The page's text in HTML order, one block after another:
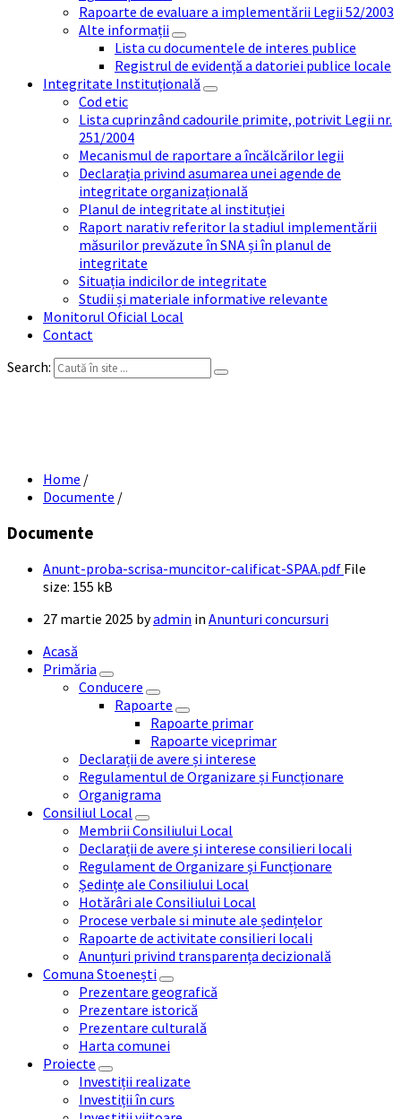
Rapoarte de evaluare a implementării Legii 52/2003
Alte informații
Lista cu documentele de interes publice
Registrul de evidență a datoriei publice locale
Integritate Instituțională
Cod etic
Lista cuprinzând cadourile primite, potrivit Legii nr.
251/2004
Mecanismul de raportare a încălcărilor legii
Declarația privind asumarea unei agende de
integritate organizațională
Planul de integritate al instituției
Raport narativ referitor la stadiul implementării
măsurilor prevăzute în SNA și în planul de
integritate
Situația indicilor de integritate
Studii și materiale informative relevante
Monitorul Oficial Local
Contact
Search:
Home /
Documente /
Documente
Anunt-proba-scrisa-muncitor-calificat-SPAA.pdf File
size: 155 kB
27 martie 2025 byadmin in Anunturi concursuri
Acasă
Primăria
Conducere
Rapoarte
Rapoarte primar
Rapoarte viceprimar
Declarații de avere și interese
Regulamentul de Organizare și Funcționare
Organigrama
Consiliul Local
Membrii Consiliului Local
Declarații de avere și interese consilieri locali
Regulament de Organizare și Funcționare
Ședințe ale Consiliului Local
Hotărâri ale Consiliului Local
Procese verbale si minute ale ședințelor
Rapoarte de activitate consilieri locali
Anunțuri privind transparența decizională
Comuna Stoenești
Prezentare geografică
Prezentare istorică
Prezentare culturală
Harta comunei
Proiecte
Investiții realizate
Investiții în curs